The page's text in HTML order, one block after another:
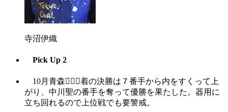
寺沼伊織
Pick Up 2
10月青森  着の決勝は７番手から内をすくって上
がり、中川聖の番手を奪って優勝を果たした。器用に
立ち回れるので上位戦でも要警戒。